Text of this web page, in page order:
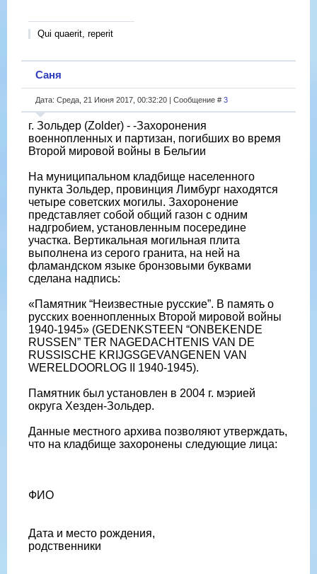
Qui quaerit, reperit
Саня
Дата: Среда, 21 Июня 2017, 00:32:20 | Сообщение # 3
г. Зольдер (Zolder) - -Захоронения
военнопленных и партизан, погибших во время
Второй мировой войны в Бельгии
На муниципальном кладбище населенного
пункта Зольдер, провинция Лимбург находятся
четыре советских могилы. Захоронение
представляет собой общий газон с одним
надгробием, установленным посередине
участка. Вертикальная могильная плита
выполнена из серого гранита, на ней на
фламандском языке бронзовыми буквами
сделана надпись:
«Памятник “Неизвестные русские”. В память о
русских военнопленных Второй мировой войны
1940-1945» (GEDENKSTEEN “ONBEKENDE
RUSSEN” TER NAGEDACHTENIS VAN DE
RUSSISCHE KRIJGSGEVANGENEN VAN
WERELDOORLOG II 1940-1945).
Памятник был установлен в 2004 г. мэрией
округа Хезден-Зольдер.
Данные местного архива позволяют утверждать,
что на кладбище захоронены следующие лица:
ФИО
Дата и место рождения,
родственники